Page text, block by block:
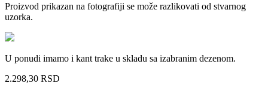
Proizvod prikazan na fotografiji se može razlikovati od stvarnog
uzorka.
U ponudi imamo i kant trake u skladu sa izabranim dezenom.
2.298,30 RSD